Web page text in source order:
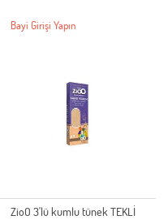
Bayi Girişi Yapın
ZioO 3'lü kumlu tünek TEKLİ